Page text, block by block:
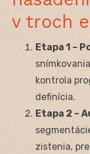
v troch
Etapa 1 –
kontrola
definícia.
Etapa 2 –
zistenia,